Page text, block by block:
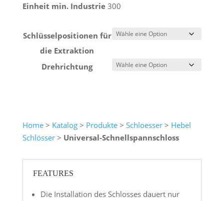
Einheit min. Industrie 300
Schlüsselpositionen für
die Extraktion
Drehrichtung
Home> Katalog> Produkte> Schloesser> Hebel
Schlösser> Universal-Schnellspannschloss
FEATURES
Die Installation des Schlosses dauert nur